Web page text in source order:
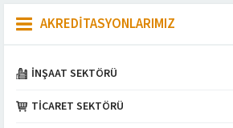
AKREDİTASYONLARIMIZ
İNŞAAT SEKTÖRÜ
TİCARET SEKTÖRÜ